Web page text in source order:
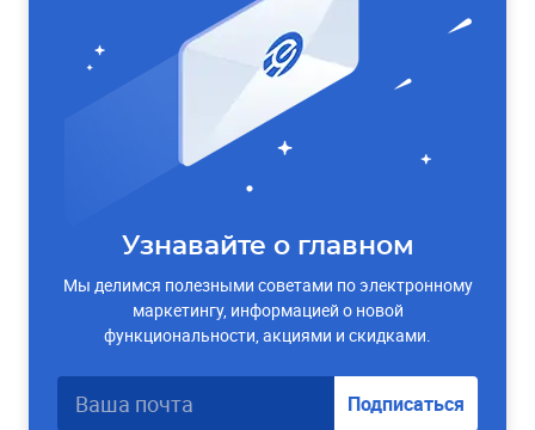
Узнавайте о главном
Мы делимся полезными советами по электронному
маркетингу, информацией о новой
функциональности, акциями и скидками.
Подписаться